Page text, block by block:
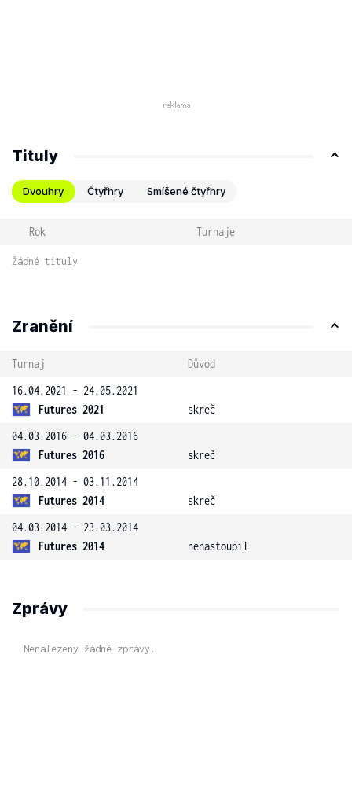
Tituly
Dvouhry Čtyřhry Smíšené čtyřhry
Rok Turnaje
Žádné tituly
Zranění
Turnaj
Důvod
16.04.2021 - 24.05.2021
Futures 2021
skreč
04.03.2016 - 04.03.2016
Futures 2016
skreč
28.10.2014 - 03.11.2014
Futures 2014
skreč
04.03.2014 - 23.03.2014
Futures 2014
nenastoupil
Zprávy
Nenalezeny žádné zprávy.